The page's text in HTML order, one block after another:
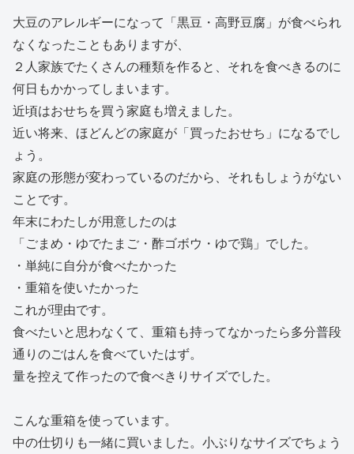
大豆のアレルギーになって「黒豆・高野豆腐」が食べられ
なくなったこともありますが、
２人家族でたくさんの種類を作ると、それを食べきるのに
何日もかかってしまいます。
近頃はおせちを買う家庭も増えました。
近い将来、ほどんどの家庭が「買ったおせち」になるでし
ょう。
家庭の形態が変わっているのだから、それもしょうがない
ことです。
年末にわたしが用意したのは
「ごまめ・ゆでたまご・酢ゴボウ・ゆで鶏」でした。
・単純に自分が食べたかった
・重箱を使いたかった
これが理由です。
食べたいと思わなくて、重箱も持ってなかったら多分普段
通りのごはんを食べていたはず。
量を控えて作ったので食べきりサイズでした。
こんな重箱を使っています。
中の仕切りも一緒に買いました。小ぶりなサイズでちょう